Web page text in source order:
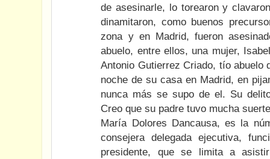
de asesinarle, lo torearon y
dinamitaron, como buenos
zona y en Madrid, fueron
abuelo, entre ellos, una mujer,
Antonio Gutierrez Criado, tío abuelo
noche de su casa en Madrid, en
nunca más se supo de el. Su
Creo que su padre tuvo mucha
María Dolores Dancausa, es la
consejera delegada ejecutiva,
presidente, que se limita a